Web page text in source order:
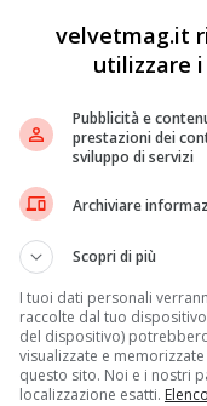
velvetmag.it
utilizzare
Pubblicità e
prestazioni dei
sviluppo di servizi
Archiviare
Scopri di più
I tuoi dati personali
raccolte dal tuo
del dispositivo)
visualizzate e
questo sito. Noi e i nostri
localizzazione esatti.